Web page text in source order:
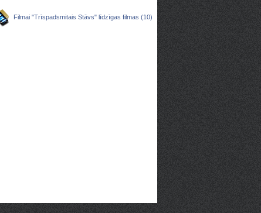
Filmai "Trīspadsmitais Stāvs" līdzīgas filmas (10)